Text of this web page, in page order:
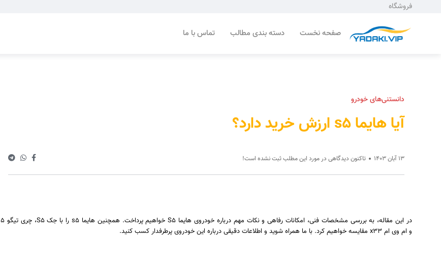
فروشگاه
صفحه نخست دسته بندی مطالب تماس با ما
دانستنی‌های خودرو
آیا هایما s5 ارزش خرید دارد؟
13 آبان 1403 تاکنون دیدگاهی در مورد این مطلب ثبت نشده است!
در این مقاله، به بررسی مشخصات فنی، امکانات رفاهی و نکات مهم درباره خودروی هایما S5 خواهیم پرداخت. همچنین هایما s5 را با جک S5، چری تیگو 5
و ام وی ام x33 مقایسه خواهیم کرد. با ما همراه شوید و اطلاعات دقیقی درباره این خودروی پرطرفدار کسب کنید.